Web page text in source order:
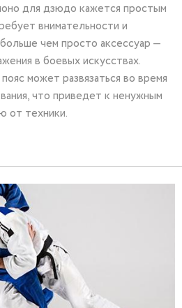
для дзюдо кажется простым
внимательности и
чем просто аксессуар —
в боевых искусствах.
может развязаться во время
что приведет к ненужным
от техники.